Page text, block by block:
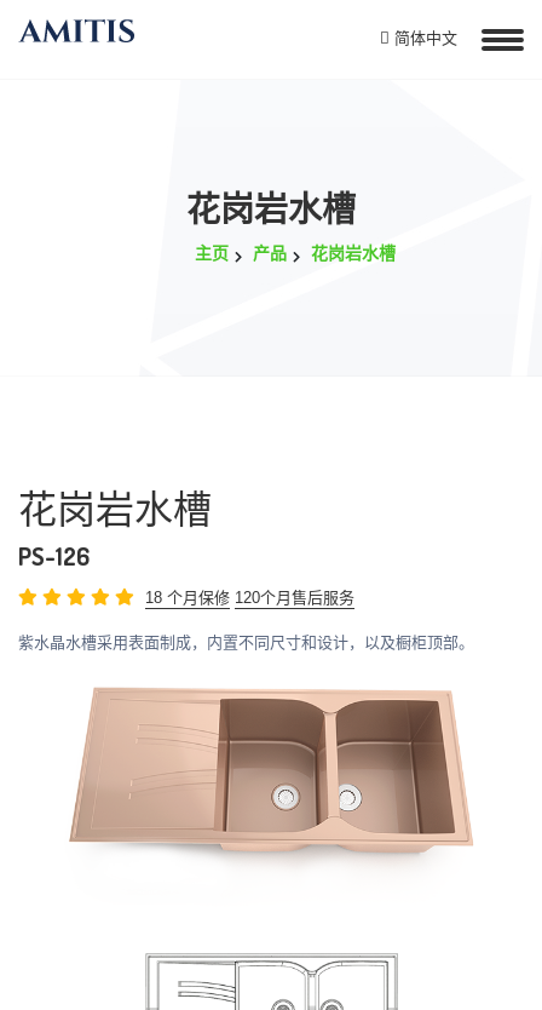
简体中文
花岗岩水槽
主页 产品 花岗岩水槽
花岗岩水槽
PS-126
18 个月保修 120个月售后服务
紫水晶水槽采用表面制成，内置不同尺寸和设计，以及橱柜顶部。